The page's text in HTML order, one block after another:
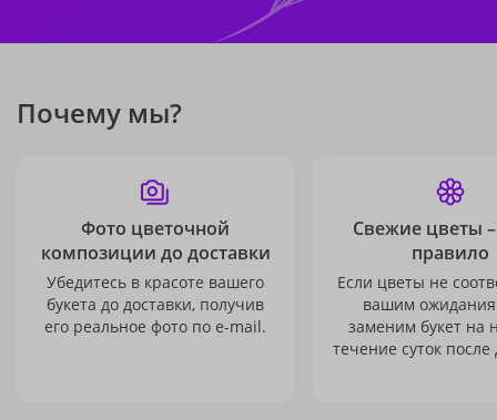
Почему мы?
Фото цветочной
композиции до доставки
Убедитесь в красоте вашего
букета до доставки, получив
его реальное фото по e-mail.
Свежие цветы
правило
Если цветы не
вашим
заменим букет на
течение суток после